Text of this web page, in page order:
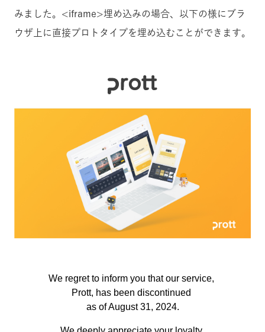
みました。<iframe>埋め込みの場合、以下の様にブラ
ウザ上に直接プロトタイプを埋め込むことができます。